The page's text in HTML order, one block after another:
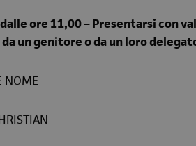
ore 11,00 – Presentarsi con
un genitore o da un loro
NOME